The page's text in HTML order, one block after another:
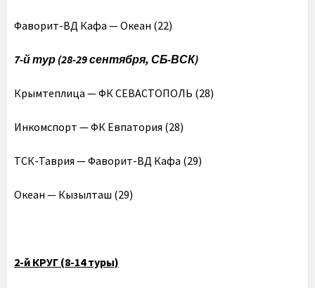
Фаворит-ВД Кафа — Океан (22)
7-й тур (28-29 сентября, СБ-ВСК)
Крымтеплица — ФК СЕВАСТОПОЛЬ (28)
Инкомспорт — ФК Евпатория (28)
ТСК-Таврия — Фаворит-ВД Кафа (29)
Океан — Кызылташ (29)
2-й КРУГ (8-14 туры)